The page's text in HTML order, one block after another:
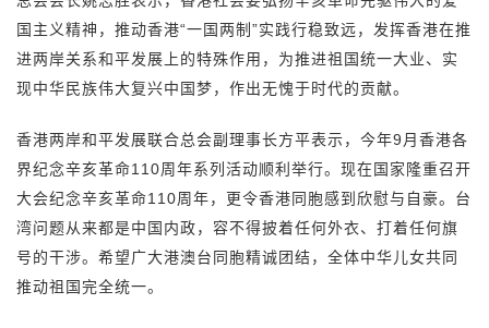
国主义精神，推动香港“一国两制”实践行稳致远，发挥香港在推
进两岸关系和平发展上的特殊作用，为推进祖国统一大业、实
现中华民族伟大复兴中国梦，作出无愧于时代的贡献。
香港两岸和平发展联合总会副理事长方平表示，今年9月香港各
界纪念辛亥革命110周年系列活动顺利举行。现在国家隆重召开
大会纪念辛亥革命110周年，更令香港同胞感到欣慰与自豪。台
湾问题从来都是中国内政，容不得披着任何外衣、打着任何旗
号的干涉。希望广大港澳台同胞精诚团结，全体中华儿女共同
推动祖国完全统一。